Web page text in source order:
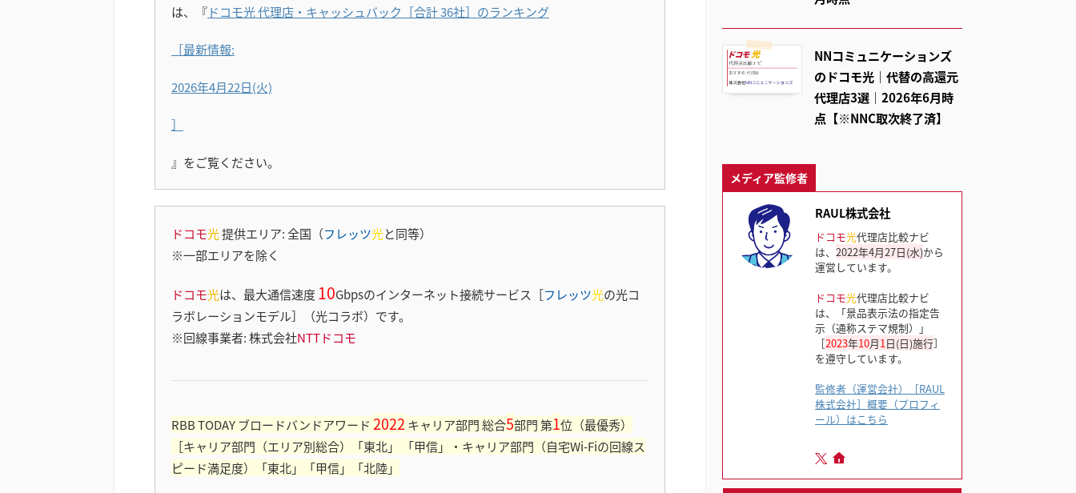
は、『ドコモ光 代理店・キャッシュバック［合計 36社］のランキング
［最新情報:
2026年4月22日(火)
］
』をご覧ください。
ドコモ光提供エリア: 全国（フレッツ光と同等）
※一部エリアを除く
ドコモ光は、最大通信速度10Gbpsのインターネット接続サービス［フレッツ光の光コ
ラボレーションモデル］（光コラボ）です。
※回線事業者: 株式会社NTTドコモ
RBB TODAY ブロードバンドアワード 2022 キャリア部門 総合5部門 第1位（最優秀）
［キャリア部門（エリア別総合）「東北」 「甲信」・キャリア部門（自宅Wi-Fiの回線ス
ピード満足度）「東北」「甲信」「北陸」
NNコミュニケーションズ
のドコモ光｜代替の高還元
代理店3選｜2026年6月時
点【※NNC取次終了済】
メディア監修者
RAUL株式会社
ドコモ光代理店比較ナビ
は、 2022年4月27日(水)から
運営しています。
ドコモ光代理店比較ナビ
は、「景品表示法の指定告
示（通称ステマ規制）」
［2023年10月1日(日)施行］
を遵守しています。
監修者（運営会社）［RAUL
株式会社］概要（プロフィ
ール）はこちら